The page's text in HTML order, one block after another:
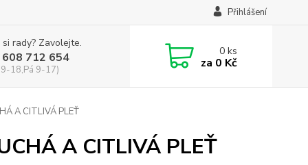
Přihlášení
rady? Zavolejte.
712 654
18,Pá 9-17)
0ks
za 0 Kč
A CITLIVÁ PLEŤ
A CITLIVÁ PLEŤ